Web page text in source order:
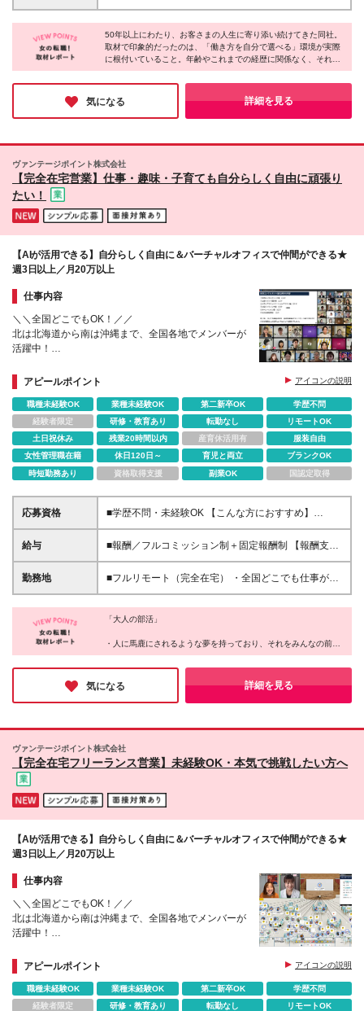
収が所定の金額以上の場合は特別手当を上乗せで支給
します。 ※下記収入例は一例であり、収入を保証する
ものではありません。
24都道府県で同時募集実施 ▼下記都道府県にて募集
岩手県（盛岡市） 山形県（山形市） 宮城県（仙台
市） 秋田県（秋田市） 福島県（郡山市） 新潟県（新
潟市） 栃木県（宇都宮市） 群馬県（高崎市） 埼玉県
（さいたま市） 神奈川県（横浜市） 東京都（中央
区） 富山県（富山市） 長野県（長野市） 静岡県（静
岡市） 愛知県（名古屋市、豊橋市） 岐阜県（岐阜
市） 滋賀県（草津市） 京都府（京都市） 大阪府（大
50年以上にわたり、お客さまの人生に寄り添い続けてきた同社。
取材で印象的だったのは、「働き方を自分で選べる」環境が実際
に根付いていること。年齢やこれまでの経歴に関係なく、それぞ
れが自分に合ったスタイルで活き活きと活躍している姿がありま
した。ライフステージが変わっても無理なく続けられる環境だか
らこそ、長く働きたいと考える方にとって安心できる職場だと言
えるでしょう。
気になる 詳細を見る
ヴァンテージポイント株式会社
【完全在宅営業】仕事・趣味・子育ても自分らしく自由に頑張り
たい！
【AIが活用できる】自分らしく自由に＆バーチャルオフィスで仲間ができる★
週3日以上／月20万以上
仕事内容
＼＼全国どこでもOK！／／
北は北海道から南は沖縄まで、全国各地でメンバーが
活躍中！
近に感じながら働けます。
アピールポイント アイコンの説明
職種未経験OK 業種未経験OK 第二新卒OK
学歴不問
経験者限定
研修・教育あり 転勤なし
リモートOK
土日祝休み
残業20時間以内 産育休活用有
服装自由
女性管理職在籍
休日120日～ 育児と両立
ブランクOK
時短勤務あり
資格取得支援 副業OK 国認定取得
応募資格
■学歴不問・未経験OK 【こんな方におすすめ】
⭕「自信はないけど、頑張ってみたい」と思える人
⭕「もう一度、努力してみよう」と挑戦できる人 ⭕
いていない方】 ❌ラクに稼ぎたい人 ❌最低限の収入が
あればOKな人 ❌自分の成長に興味がない人 ❌人と協
ありません。 でも、だからこそ成長の実感がある
安」より「どこまで成長できるか」を楽しめる環境で
す。 本気で挑戦するあなたを、全力でサポートしま
給与
■報酬／フルコミッション制＋固定報酬制 【報酬支払
い実績(2024年度)】平均5,522,124円 （Join1年以上2
年未満メンバー） この数字は、ウルサポの環境を活
し、挑戦を続けた人 すべての人がこの結果を得られ
く、「行動する」ことが、成果への第一歩です。 ※固
約20％程度が固定報酬を得ており、時給1,500円～
10,000円相当の仕事があります（一定のスキルを必要
勤務地
■フルリモート（完全在宅） ・全国どこでも仕事がで
きます（地方でも活躍できます） ・あなたが「ここ
で働きたい！」と思った場所が職場です（0秒出社）
・平日にワーケーション先でオンライン商談や、移動
――――――――――――――――― ◎メタバース
オフィス「oVice」の活用 完全在宅でありながら孤独
感ゼロ。 ・研修や案件相談、仕事のMTG ・「ねぇね
ぇ今ちょっといい？」のライトなコミュニケーション
の範囲)上記を除く当社関連勤務地
「大人の部活」
・人に馬鹿にされるような夢を持っており、それをみんなの前で
発言できる
・慣れ合いではなく切磋琢磨できる、本気で向き合ってくれる仲
間がいる
・賞賛承認文化があり、あなたの存在を認めてくれる環境がある
・トレーナーが正しい努力を示し、適切なフィードバックを行っ
・1年後、驚くほど成長した大好きな自分に出会える
これが同社のカルチャーだ。
気になる 詳細を見る
ヴァンテージポイント株式会社
【完全在宅フリーランス営業】未経験OK・本気で挑戦したい方へ
【AIが活用できる】自分らしく自由に＆バーチャルオフィスで仲間ができる★
週3日以上／月20万以上
仕事内容
＼＼全国どこでもOK！／／
北は北海道から南は沖縄まで、全国各地でメンバーが
活躍中！
近に感じながら働けます。
アピールポイント アイコンの説明
職種未経験OK 業種未経験OK 第二新卒OK
学歴不問
経験者限定
研修・教育あり 転勤なし
リモートOK